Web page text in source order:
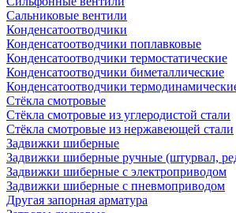
Сальниковые вентили
Конденсатоотводчики
Конденсатоотводчики поплавковые
Конденсатоотводчики термостатические
Конденсатоотводчики биметаллические
Конденсатоотводчики
Стёкла смотровые
Стёкла смотровые из углеродистой стали
Стёкла смотровые из нержавеющей стали
Задвижки шиберные
Задвижки шиберные ручные (штурвал,
Задвижки шиберные с электроприводом
Задвижки шиберные с пневмоприводом
Другая запорная арматура